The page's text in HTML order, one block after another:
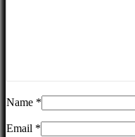
Name *
Email *